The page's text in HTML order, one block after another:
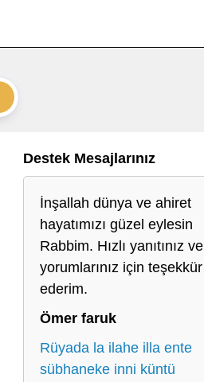
Destek Mesajlarınız
İnşallah dünya ve ahiret
hayatımızı güzel eylesin
Rabbim. Hızlı yanıtınız ve
yorumlarınız için teşekkür
ederim.
Ömer faruk
Rüyada la ilahe illa ente
sübhaneke inni küntü